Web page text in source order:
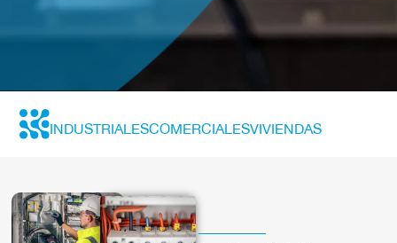
INDUSTRIALESCOMERCIALESVIVIENDAS